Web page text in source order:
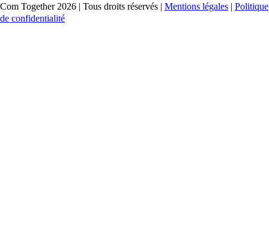
Com Together 2026 | Tous droits réservés | Mentions légales | Politique
de confidentialité